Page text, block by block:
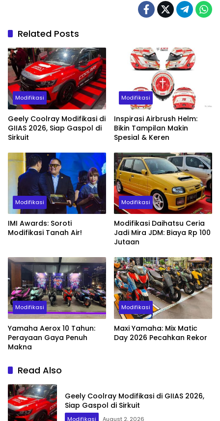
Related Posts
Modifikasi
Geely Coolray Modifikasi di
GIIAS 2026, Siap Gaspol di
Sirkuit
Modifikasi
Inspirasi Airbrush Helm:
Bikin Tampilan Makin
Spesial & Keren
Modifikasi
IMI Awards: Soroti
Modifikasi Tanah Air!
Modifikasi
Modifikasi Daihatsu Ceria
Jadi Mira JDM: Biaya Rp 100
Jutaan
Modifikasi
Yamaha Aerox 10 Tahun:
Perayaan Gaya Penuh
Makna
Modifikasi
Maxi Yamaha: Mix Matic
Day 2026 Pecahkan Rekor
Read Also
Geely Coolray Modifikasi di GIIAS 2026,
Siap Gaspol di Sirkuit
Modifikasi August 2, 2026